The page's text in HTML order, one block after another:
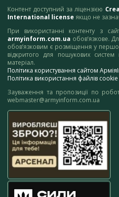
Контент доступний за ліцензією
International license якщо не
При використанні контенту з
armyinform.com.ua обов’язкове.
обов’язковим є розміщення у
відкритого для пошукових
матеріал.
Політика користування сайтом
Політика використання файлів cookie
Зауваження та пропозиції по
webmaster@armyinform.com.ua